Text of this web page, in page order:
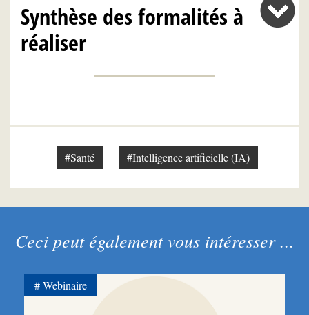
Synthèse des formalités à
réaliser
#Santé #Intelligence artificielle (IA)
Ceci peut également vous intéresser ...
Webinaire